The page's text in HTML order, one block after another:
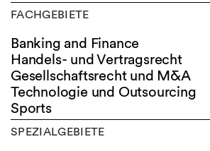
FACHGEBIETE
Banking and Finance
Handels- und Vertragsrecht
Gesellschaftsrecht und M&A
Technologie und Outsourcing
Sports
SPEZIALGEBIETE